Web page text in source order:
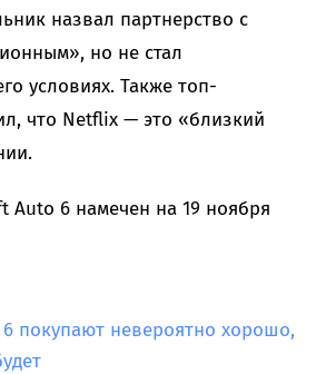
назвал партнерство с
но не стал
условиях. Также топ-
что Netflix — это «близкий
Auto 6 намечен на 19 ноября
6 покупают невероятно хорошо,